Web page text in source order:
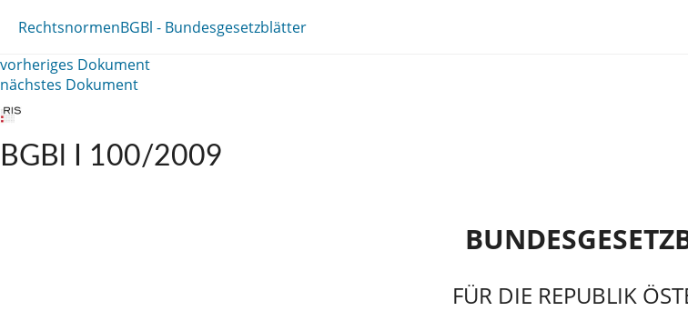
RechtsnormenBGBl - Bundesgesetzblätter
vorheriges Dokument
nächstes Dokument
BGBl I 100/2009
FÜR DIE REPUBLIK